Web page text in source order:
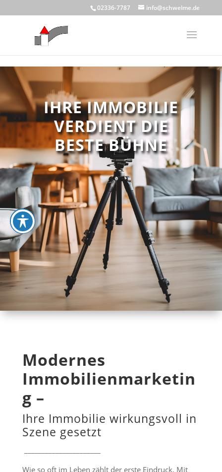
02336-7787 info@schwelme.de
IHRE IMMOBILIE
VERDIENT DIE
BESTE BÜHNE
Modernes
Immobilienmarketin
g –
Ihre Immobilie wirkungsvoll in
Szene gesetzt
Wie so oft im Leben zählt der erste Eindruck. Mit